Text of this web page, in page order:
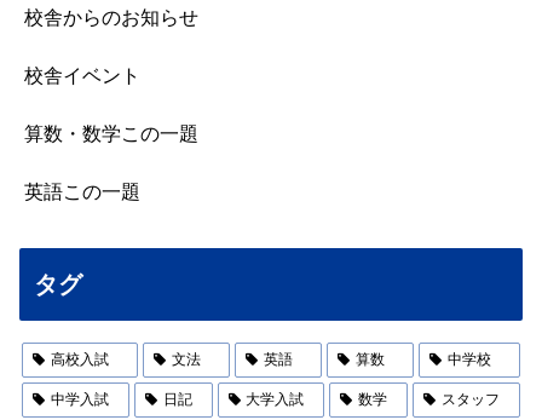
校舎からのお知らせ
校舎イベント
算数・数学この一題
英語この一題
タグ
高校入試 文法 英語 算数 中学校
中学入試 日記 大学入試 数学 スタッフ